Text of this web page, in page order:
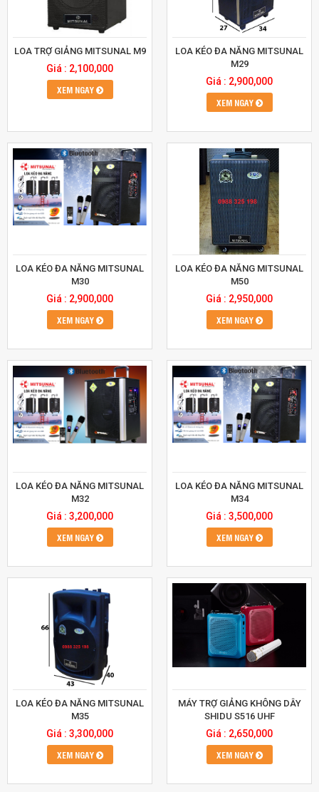
LOA TRỢ GIẢNG MITSUNAL M9
Giá : 2,100,000
XEM NGAY
LOA KÉO ĐA NĂNG MITSUNAL
M29
Giá : 2,900,000
XEM NGAY
LOA KÉO ĐA NĂNG MITSUNAL
M30
Giá : 2,900,000
XEM NGAY
LOA KÉO ĐA NĂNG MITSUNAL
M50
Giá : 2,950,000
XEM NGAY
LOA KÉO ĐA NĂNG MITSUNAL
M32
Giá : 3,200,000
XEM NGAY
LOA KÉO ĐA NĂNG MITSUNAL
M34
Giá : 3,500,000
XEM NGAY
LOA KÉO ĐA NĂNG MITSUNAL
M35
Giá : 3,300,000
XEM NGAY
MÁY TRỢ GIẢNG KHÔNG DÂY
SHIDU S516 UHF
Giá : 2,650,000
XEM NGAY